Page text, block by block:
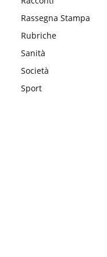
Rassegna Stampa
Rubriche
Sanità
Società
Sport